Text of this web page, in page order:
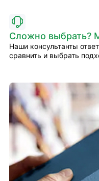
Сложно
Наши консультанты
сравнить и выбрать